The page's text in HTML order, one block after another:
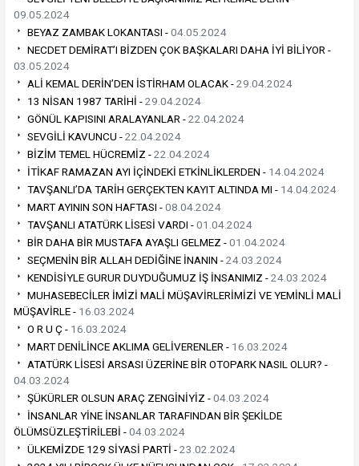
09.05.2024
BEYAZ ZAMBAK LOKANTASI -04.05.2024
NECDET DEMİRAT’I BİZDEN ÇOK BAŞKALARI DAHA İYİ BİLİYOR -
03.05.2024
ALİ KEMAL DERİN’DEN İSTİRHAM OLACAK -29.04.2024
13 NİSAN 1987 TARİHİ -29.04.2024
GÖNÜL KAPISINI ARALAYANLAR -22.04.2024
SEVGİLİ KAVUNCU -22.04.2024
BİZİM TEMEL HÜCREMİZ -22.04.2024
İTİKAF RAMAZAN AYI İÇİNDEKİ ETKİNLİKLERDEN - 14.04.2024
TAVŞANLI’DA TARİH GERÇEKTEN KAYIT ALTINDA MI - 14.04.2024
MART AYININ SON HAFTASI -08.04.2024
TAVŞANLI ATATÜRK LİSESİ VARDI -01.04.2024
BİR DAHA BİR MUSTAFA AYAŞLI GELMEZ -01.04.2024
SEÇMENİN BİR ALLAH DEDİĞİNE İNANIN -24.03.2024
KENDİSİYLE GURUR DUYDUĞUMUZ İŞ İNSANIMIZ -24.03.2024
MUHASEBECİLER İMİZİ MALİ MÜŞAVİRLERİMİZİ VE YEMİNLİ MALİ
MÜŞAVİRLE - 16.03.2024
O R U Ç - 16.03.2024
MART DENİLİNCE AKLIMA GELİVERENLER - 16.03.2024
ATATÜRK LİSESİ ARSASI ÜZERİNE BİR OTOPARK NASIL OLUR? -
04.03.2024
ŞÜKÜRLER OLSUN ARAÇ ZENGİNİYİZ -04.03.2024
İNSANLAR YİNE İNSANLAR TARAFINDAN BİR ŞEKİLDE
ÖLÜMSÜZLEŞTİRİLEBİ -04.03.2024
ÜLKEMİZDE 129 SİYASİ PARTİ -23.02.2024